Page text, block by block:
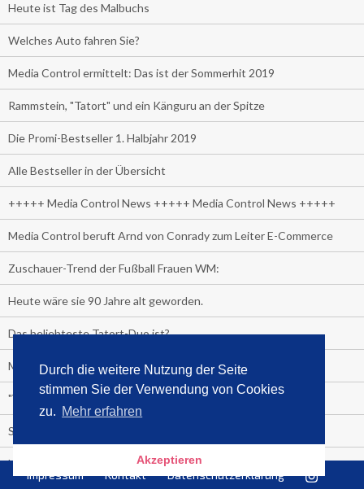
Durch die weitere Nutzung der Seite
stimmen Sie der Verwendung von Cookies
zu. Mehr erfahren
Akzeptieren
Heute ist Tag des Malbuchs
Welches Auto fahren Sie?
Media Control ermittelt: Das ist der Sommerhit 2019
Rammstein, "Tatort" und ein Känguru an der Spitze
Die Promi-Bestseller 1. Halbjahr 2019
Alle Bestseller in der Übersicht
+++++ Media Control News +++++ Media Control News +++++
Media Control beruft Arnd von Conrady zum Leiter E-Commerce
Zuschauer-Trend der Fußball Frauen WM:
Heute wäre sie 90 Jahre alt geworden.
Das beliebteste Tatort-Duo ist?
Media Control: Friday-Greta
"Viva la Vagina!" oder "Kamasutra Workout":
Senna Gammour erhält Spitzenfeder für meistverkauftes Buch
Heute ist Welttag des Buches!
Impressum
Kontakt Datenschutzerklärung